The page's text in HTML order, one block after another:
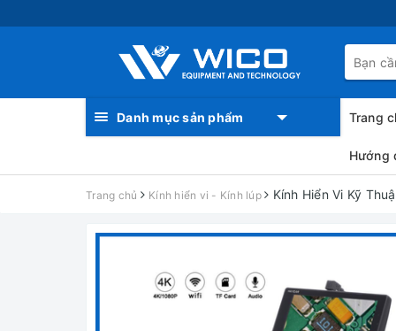
Danh mục sản phẩm Trang
Hướng
Trang chủ Kính hiển vi - Kính lúp Kính Hiển Vi Kỹ